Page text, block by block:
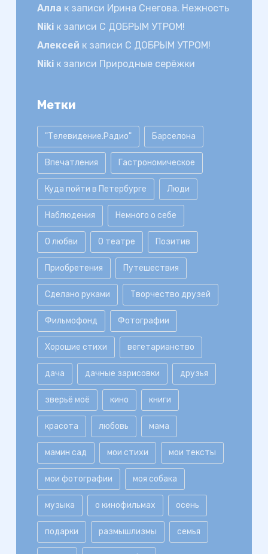
Алла к записи Ирина Снегова. Нежность
Nikiк записи С ДОБРЫМ УТРОМ!
Алексей к записи С ДОБРЫМ УТРОМ!
Nikiк записи Природные серёжки
Метки
"Телевидение.Радио" Барселона
Впечатления Гастрономическое
Куда пойти в Петербурге Люди
Наблюдения Немного о себе
О любви О театре Позитив
Приобретения Путешествия
Сделано руками Творчество друзей
Фильмофонд Фотографии
Хорошие стихи вегетарианство
дача дачные зарисовки друзья
зверьё моё кино книги
красота любовь мама
мамин сад мои стихи мои тексты
мои фотографии моя собака
музыка о кинофильмах осень
подарки размышлизмы семья